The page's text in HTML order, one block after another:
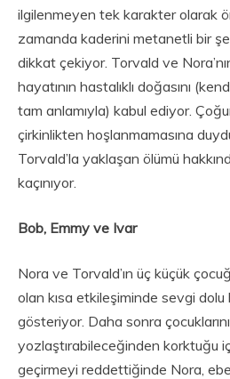
ilgilenmeyen tek karakter olarak
zamanda kaderini metanetli bir
dikkat çekiyor. Torvald ve
hayatının hastalıklı doğasını
tam anlamıyla) kabul ediyor.
çirkinlikten hoşlanmamasına
Torvald’la yaklaşan ölümü
kaçınıyor.
Bob, Emmy ve Ivar
Nora ve Torvald’ın üç küçük
olan kısa etkileşiminde sevgi
gösteriyor. Daha sonra
yozlaştırabileceğinden korktuğu
geçirmeyi reddettiğinde Nora,